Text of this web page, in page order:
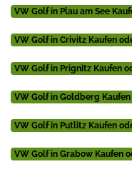
VW Golf in Plau am See
VW Golf in Crivitz Kaufen
VW Golf in Prignitz Kaufen
VW Golf in Goldberg
VW Golf in Putlitz Kaufen
VW Golf in Grabow Kaufen